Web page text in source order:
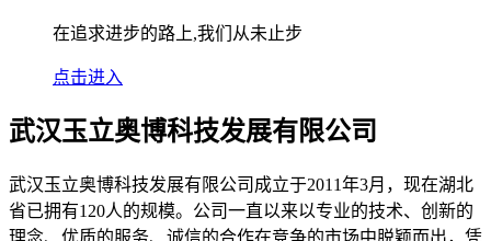
在追求进步的路上,我们从未止步
点击进入
武汉玉立奥博科技发展有限公司
武汉玉立奥博科技发展有限公司成立于2011年3月，现在湖北
省已拥有120人的规模。公司一直以来以专业的技术、创新的